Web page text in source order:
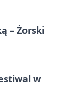
– Żorski
w